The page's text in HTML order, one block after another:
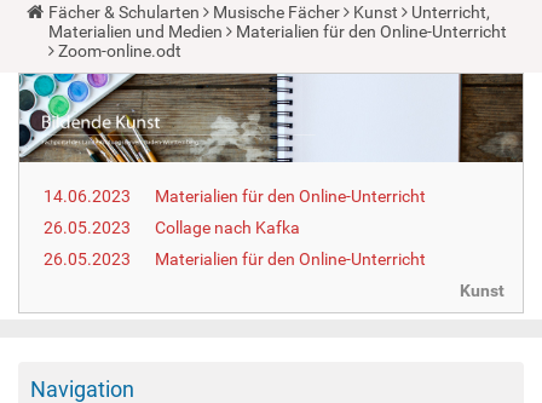
Y
o
u
a
r
e
h
e
r
:
Fächer & Schularten Musische Fächer Kunst
Unterricht,
Materialien und Medien
Materialien für den Online-Unterricht
Zoom-online.odt
14.06.2023
Materialien für den Online-Unterricht
26.05.2023
Collage nach Kafka
26.05.2023
Materialien für den Online-Unterricht
Kunst
Navigation